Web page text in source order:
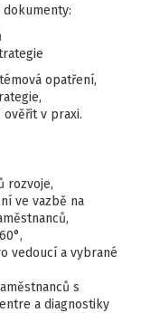
opatření,
v praxi.
rozvoje,
ve vazbě na
vedoucí a vybrané
s
a diagnostiky